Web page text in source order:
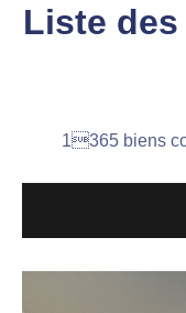
Liste
1365 biens